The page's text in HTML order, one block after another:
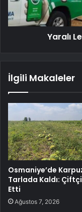
Yaralı
İlgili Makaleler
Osmaniye’de
Tarlada Kaldı:
Etti
Ağustos 7, 2026